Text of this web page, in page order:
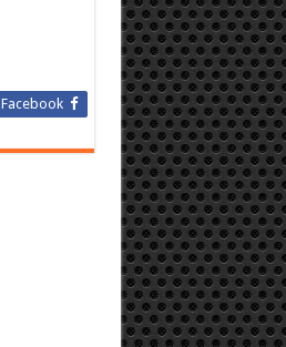
Facebook